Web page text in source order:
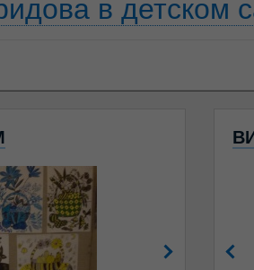
в детском